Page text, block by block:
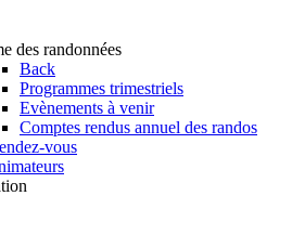
des randonnées
Back
Programmes trimestriels
Evènements à venir
Comptes rendus annuel des randos
vous